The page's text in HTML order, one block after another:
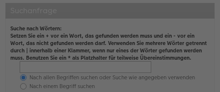
Suche nach Wörtern:
Setzen Sie ein + vor ein Wort, das gefunden werden muss und ein - vor ein
Wort, das nicht gefunden werden darf. Verwenden Sie mehrere Wörter getrennt
durch | innerhalb einer Klammer, wenn nur eines der Wörter gefunden werden
muss. Benutzen Sie ein * als Platzhalter für teilweise Übereinstimmungen.
Nach allen Begriffen suchen oder Suche wie angegeben verwenden
Nach einem Begriff suchen